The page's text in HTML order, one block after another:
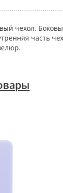
чехол.
часть